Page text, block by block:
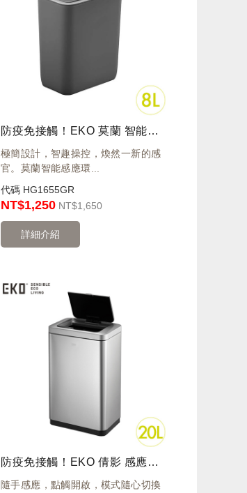
防疫免接觸！EKO 莫蘭 智能感應環境桶 8L 灰 IX6287P-GY-8L
極簡設計，智趣操控，煥然一新的感
官。莫蘭智能感應環...
代碼 HG1655GR
NT$1,250 NT$1,650
詳細介紹
防疫免接觸！EKO 倩影 感應環境桶 20L 砂鋼 EK9233MT-20L
隨手感應，點觸開啟，模式隨心切換